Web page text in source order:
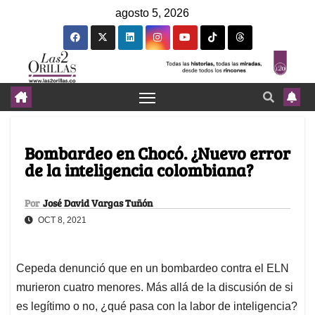
agosto 5, 2026
Bombardeo en Chocó. ¿Nuevo error
de la inteligencia colombiana?
Por José David Vargas Tuñón
OCT 8, 2021
Cepeda denunció que en un bombardeo contra el ELN
murieron cuatro menores. Más allá de la discusión de si
es legítimo o no, ¿qué pasa con la labor de inteligencia?